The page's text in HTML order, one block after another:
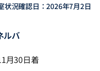
状況確認日：2026年7月2日
ルバ
月30日着